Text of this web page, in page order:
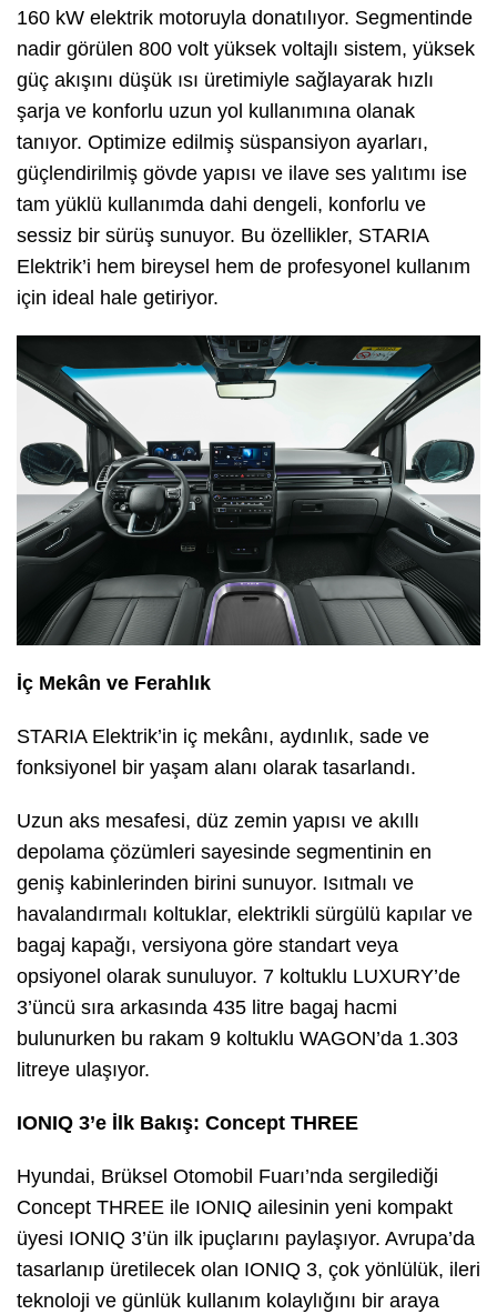
160 kW elektrik motoruyla donatılıyor. Segmentinde
nadir görülen 800 volt yüksek voltajlı sistem, yüksek
güç akışını düşük ısı üretimiyle sağlayarak hızlı
şarja ve konforlu uzun yol kullanımına olanak
tanıyor. Optimize edilmiş süspansiyon ayarları,
güçlendirilmiş gövde yapısı ve ilave ses yalıtımı ise
tam yüklü kullanımda dahi dengeli, konforlu ve
sessiz bir sürüş sunuyor. Bu özellikler, STARIA
Elektrik’i hem bireysel hem de profesyonel kullanım
için ideal hale getiriyor.
İç Mekân ve Ferahlık
STARIA Elektrik’in iç mekânı, aydınlık, sade ve
fonksiyonel bir yaşam alanı olarak tasarlandı.
Uzun aks mesafesi, düz zemin yapısı ve akıllı
depolama çözümleri sayesinde segmentinin en
geniş kabinlerinden birini sunuyor. Isıtmalı ve
havalandırmalı koltuklar, elektrikli sürgülü kapılar ve
bagaj kapağı, versiyona göre standart veya
opsiyonel olarak sunuluyor. 7 koltuklu LUXURY’de
3’üncü sıra arkasında 435 litre bagaj hacmi
bulunurken bu rakam 9 koltuklu WAGON’da 1.303
litreye ulaşıyor.
IONIQ 3’e İlk Bakış: Concept THREE
Hyundai, Brüksel Otomobil Fuarı’nda sergilediği
Concept THREE ile IONIQ ailesinin yeni kompakt
üyesi IONIQ 3’ün ilk ipuçlarını paylaşıyor. Avrupa’da
tasarlanıp üretilecek olan IONIQ 3, çok yönlülük, ileri
teknoloji ve günlük kullanım kolaylığını bir araya